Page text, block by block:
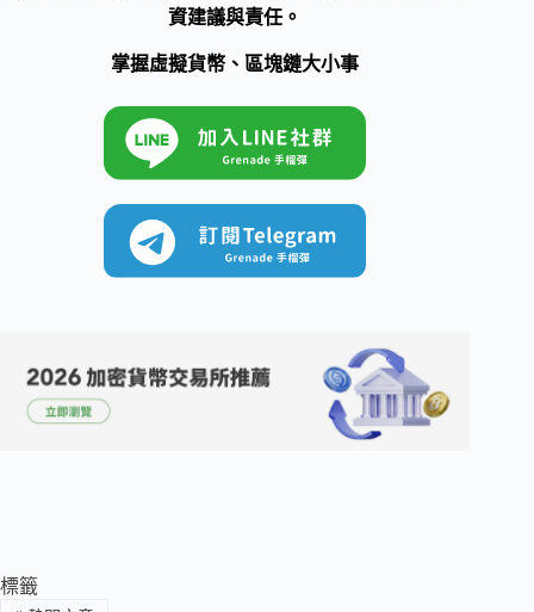
資建議與責任。
掌握虛擬貨幣、區塊鏈大小事
標籤